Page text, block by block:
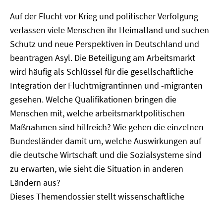
Auf der Flucht vor Krieg und politischer Verfolgung
verlassen viele Menschen ihr Heimatland und suchen
Schutz und neue Perspektiven in Deutschland und
beantragen Asyl. Die Beteiligung am Arbeitsmarkt
wird häufig als Schlüssel für die gesellschaftliche
Integration der Fluchtmigrantinnen und -migranten
gesehen. Welche Qualifikationen bringen die
Menschen mit, welche arbeitsmarktpolitischen
Maßnahmen sind hilfreich? Wie gehen die einzelnen
Bundesländer damit um, welche Auswirkungen auf
die deutsche Wirtschaft und die Sozialsysteme sind
zu erwarten, wie sieht die Situation in anderen
Ländern aus?
Dieses Themendossier stellt wissenschaftliche